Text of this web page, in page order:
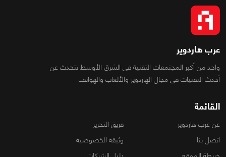
عرب هاردوير
واحد من أكبر المجتمعات التقنية فى الشرق الأوسط تتحدث عن
أحدث التقنيات فى مجال الهاردوير والألعاب والهواتف
القائمة
عن عرب هاردوير
فريق التحرير
اتصل بنا
وثيقة الخصوصية